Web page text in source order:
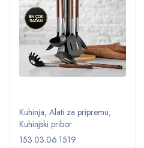
Kuhinja, Alati za pripremu,
Kuhinjski pribor
153.03.06.1519